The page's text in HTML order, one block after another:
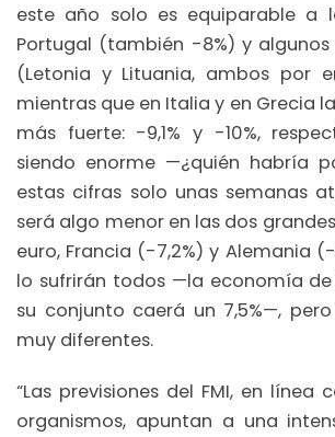
este año solo es equiparable a
Portugal (también -8%) y
(Letonia y Lituania, ambos por
mientras que en Italia y en Grecia
más fuerte: -9,1% y -10%,
siendo enorme —¿quién habría
estas cifras solo unas semanas
será algo menor en las dos
euro, Francia (-7,2%) y Alemania
lo sufrirán todos —la economía
su conjunto caerá un 7,5%—,
muy diferentes.
“Las previsiones del FMI, en línea
organismos, apuntan a una